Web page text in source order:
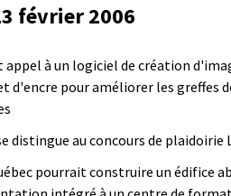
février 2006
appel à un logiciel de création
d'encre pour améliorer les greffes
distingue au concours de plaidoirie
pourrait construire un édifice